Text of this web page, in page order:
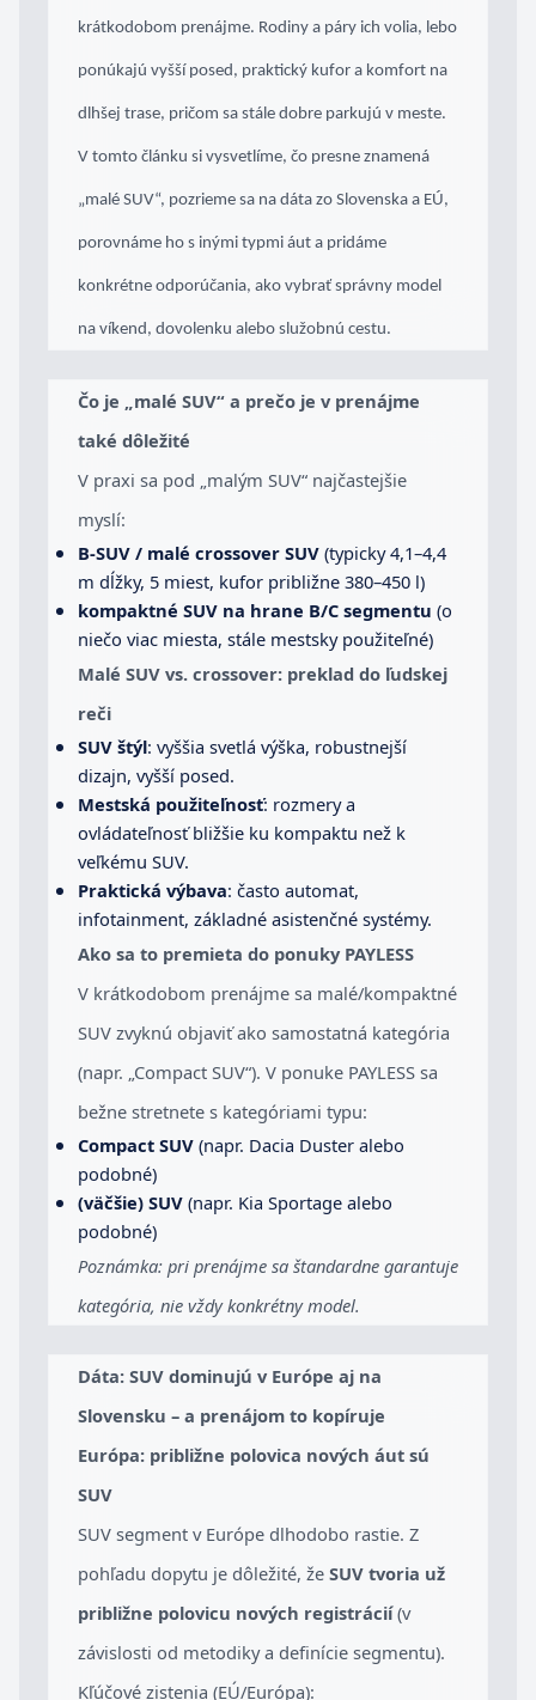
krátkodobom prenájme. Rodiny a páry ich volia, lebo
ponúkajú vyšší posed, praktický kufor a komfort na
dlhšej trase, pričom sa stále dobre parkujú v meste.
V tomto článku si vysvetlíme, čo presne znamená
„malé SUV“, pozrieme sa na dáta zo Slovenska a EÚ,
porovnáme ho s inými typmi áut a pridáme
konkrétne odporúčania, ako vybrať správny model
na víkend, dovolenku alebo služobnú cestu.
Čo je „malé SUV“ a prečo je v prenájme
také dôležité
V praxi sa pod „malým SUV“ najčastejšie
myslí:
B-SUV / malé crossover SUV (typicky 4,1–4,4
m dĺžky, 5 miest, kufor približne 380–450 l)
kompaktné SUV na hrane B/C segmentu (o
niečo viac miesta, stále mestsky použiteľné)
Malé SUV vs. crossover: preklad do ľudskej
reči
SUV štýl: vyššia svetlá výška, robustnejší
dizajn, vyšší posed.
Mestská použiteľnosť: rozmery a
ovládateľnosť bližšie ku kompaktu než k
veľkému SUV.
Praktická výbava: často automat,
infotainment, základné asistenčné systémy.
Ako sa to premieta do ponuky PAYLESS
V krátkodobom prenájme sa malé/kompaktné
SUV zvyknú objaviť ako samostatná kategória
(napr. „Compact SUV“). V ponuke PAYLESS sa
bežne stretnete s kategóriami typu:
Compact SUV (napr. Dacia Duster alebo
podobné)
(väčšie) SUV (napr. Kia Sportage alebo
podobné)
Poznámka: pri prenájme sa štandardne garantuje
kategória, nie vždy konkrétny model.
Dáta: SUV dominujú v Európe aj na
Slovensku – a prenájom to kopíruje
Európa: približne polovica nových áut sú
SUV
SUV segment v Európe dlhodobo rastie. Z
pohľadu dopytu je dôležité, že SUV tvoria už
približne polovicu nových registrácií(v
závislosti od metodiky a definície segmentu).
Kľúčové zistenia (EÚ/Európa):